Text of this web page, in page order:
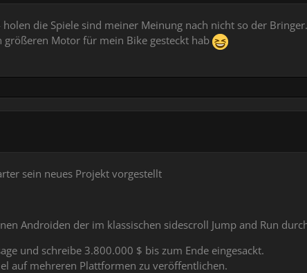
die Spiele sind meiner Meinung nach nicht so der
Motor für mein Bike gesteckt hab
sein neues Projekt vorgestellt
Androiden der im klassischen sidescroll Jump and Run
und schreibe 3.800.000 $ bis zum Ende eingesackt.
auf mehreren Plattformen zu veröffentlichen.